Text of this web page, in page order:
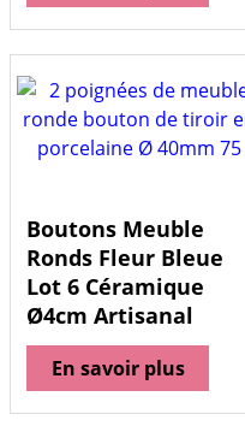
Boutons Meuble
Ronds Fleur Bleue
Lot 6 Céramique
Ø4cm Artisanal
En savoir plus